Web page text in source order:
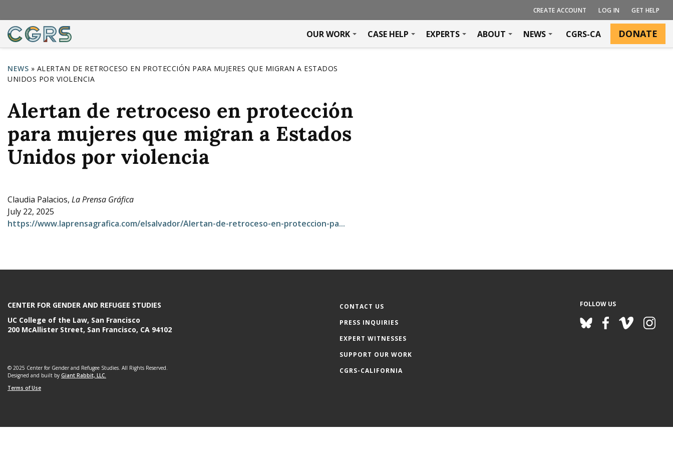
CREATE ACCOUNT LOG IN GET HELP
OUR WORK CASE HELP EXPERTS ABOUT NEWS CGRS-CA DONATE
Y
o
u
a
r
e
e
r
NEWS » ALERTAN DE RETROCESO EN PROTECCIÓN PARA MUJERES QUE MIGRAN A ESTADOS
UNIDOS POR VIOLENCIA
Alertan de retroceso en protección
para mujeres que migran a Estados
Unidos por violencia
Claudia Palacios, La Prensa Gráfica
July 22, 2025
https://www.laprensagrafica.com/elsalvador/Alertan-de-retroceso-en-proteccion-pa...
CONTACT US
PRESS INQUIRIES
EXPERT WITNESSES
SUPPORT OUR WORK
CGRS-CALIFORNIA
FOLLOW US
CENTER FOR GENDER AND REFUGEE STUDIES
UC College of the Law, San Francisco
200 McAllister Street, San Francisco, CA 94102
© 2025 Center for Gender and Refugee Studies. All Rights Reserved.
Designed and built by Giant Rabbit, LLC.
Terms of Use